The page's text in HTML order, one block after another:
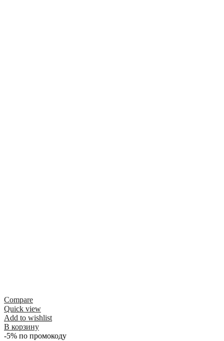
Compare
Quick view
Add to wishlist
В корзину
-5% по промокоду